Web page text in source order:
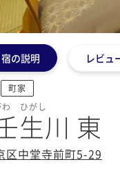
宿の説明 レビュ
町家
わ ひがし
生川 東
区中堂寺前町5-29